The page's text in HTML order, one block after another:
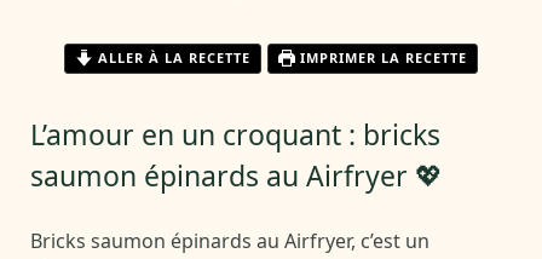
ALLER À LA RECETTE IMPRIMER LA RECETTE
L’amour en un croquant : bricks
saumon épinards au Airfryer 💖
Bricks saumon épinards au Airfryer, c’est un